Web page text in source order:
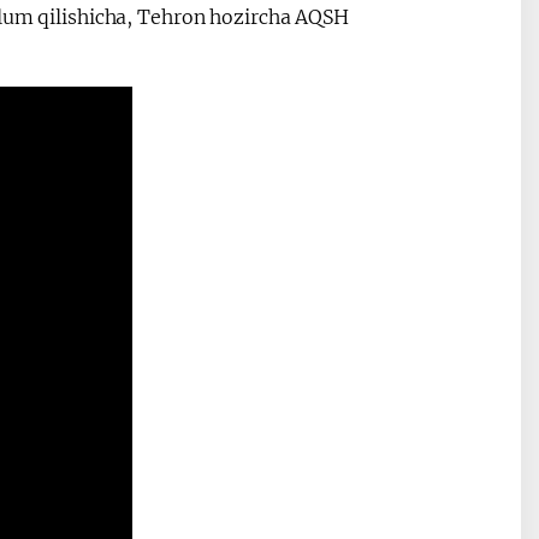
qilishicha, Tehron hozircha AQSH